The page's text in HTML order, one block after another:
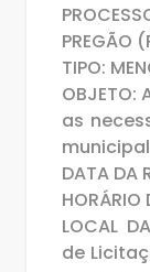
PREGÃO
TIPO:
as
DATA DA
HORÁRIO
LOCAL
de